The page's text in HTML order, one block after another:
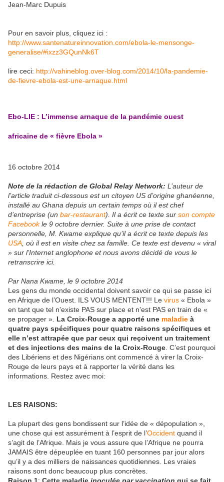
Jean-Marc Dupuis
Pour en savoir plus, cliquez ici :
http://www.santenatureinnovation.com/ebola-le-mensonge-
generalise/#ixzz3GQunNk6T
lire ceci: http://vahineblog.over-blog.com/2014/10/la-pandemie-
de-fievre-ebola-est-une-arnaque.html
Ebo-LIE : L’immense arnaque de la pandémie ouest
africaine de « fièvre Ebola »
16 octobre 2014
Note de la rédaction de Global Relay Network: L’auteur de
l’article traduit ci-dessous est un citoyen US d’origine ghanéenne,
installé au Ghana depuis un certain temps où il est chef
d’entreprise (un bar-restaurant). Il a écrit ce texte sur son compte
Facebookle 9 octobre dernier. Suite à une prise de contact
personnelle, M. Kwame explique qu’il a écrit ce texte depuis les
USA , où il est en visite chez sa famille. Ce texte est devenu « viral
» sur l’Internet anglophone et nous avons décidé de vous le
retranscrire ici.
Par Nana Kwame, le 9 octobre 2014
Les gens du monde occidental doivent savoir ce qui se passe ici
en Afrique de l’Ouest. ILS VOUS MENTENT!!! Le virus « Ebola »
en tant que tel n’existe PAS sur place et n’est PAS en train de «
se propager ». La Croix-Rouge a apporté une maladie à
quatre pays spécifiques pour quatre raisons spécifiques et
elle n’est attrapée que par ceux qui reçoivent un traitement
et des injections des mains de la Croix-Rouge . C’est pourquoi
des Libériens et des Nigérians ont commencé à virer la Croix-
Rouge de leurs pays et à rapporter la vérité dans les
informations. Restez avec moi:
LES RAISONS:
La plupart des gens bondissent sur l’idée de « dépopulation »,
une chose qui est assurément à l’esprit de l’Occident quand il
s’agit de l’Afrique. Mais je vous assure que l’Afrique ne pourra
JAMAIS être dépeuplée en tuant 160 personnes par jour alors
qu’il y a des milliers de naissances quotidiennes. Les vraies
raisons sont donc beaucoup plus concrètes.